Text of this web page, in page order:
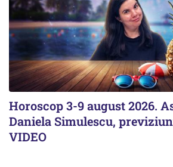
Horoscop 3-9 august 2026.
Daniela Simulescu,
VIDEO